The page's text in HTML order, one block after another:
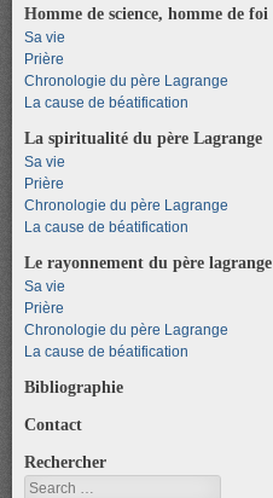
Homme de science, homme de foi
Sa vie
Prière
Chronologie du père Lagrange
La cause de béatification
La spiritualité du père Lagrange
Sa vie
Prière
Chronologie du père Lagrange
La cause de béatification
Le rayonnement du père lagrange
Sa vie
Prière
Chronologie du père Lagrange
La cause de béatification
Bibliographie
Contact
Rechercher
Search